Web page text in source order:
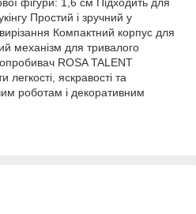
фігури: 1,6 см Підходить для
Простий і зручний у
Компактний корпус для
механізм для тривалого
ROSA TALENT
яскравості та
роботам і декоративним